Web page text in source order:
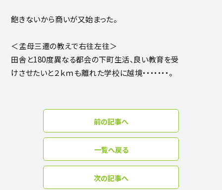
飽きないから商いが又始まった。
＜孟母三遷の教えで右往左往＞
田舎と180度異なる都会の下町生活、良い教育を受
けさせたいと２ｋｍも離れた学校に越境・・・・・・・。
前の記事へ
一覧へ戻る
次の記事へ